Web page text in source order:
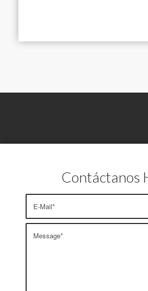
Contáctanos